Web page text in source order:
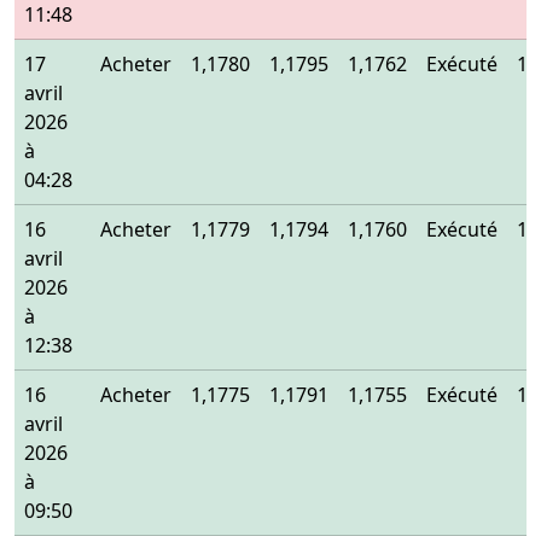
11:48
17
avril
2026
à
04:28
Acheter 1,1780 1,1795 1,1762 Exécuté
16
avril
2026
à
12:38
Acheter 1,1779 1,1794 1,1760 Exécuté
16
avril
2026
à
09:50
Acheter 1,1775 1,1791 1,1755 Exécuté